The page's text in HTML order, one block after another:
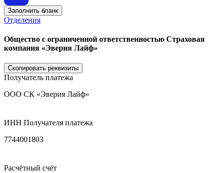
Заполнить бланк
Отделения
Общество с ограниченной ответственностью Страховая
компания «Эверия Лайф»
Скопировать реквизиты
Получатель платежа
ООО СК «Эверия Лайф»
ИНН Получателя платежа
7744001803
Расчётный счёт